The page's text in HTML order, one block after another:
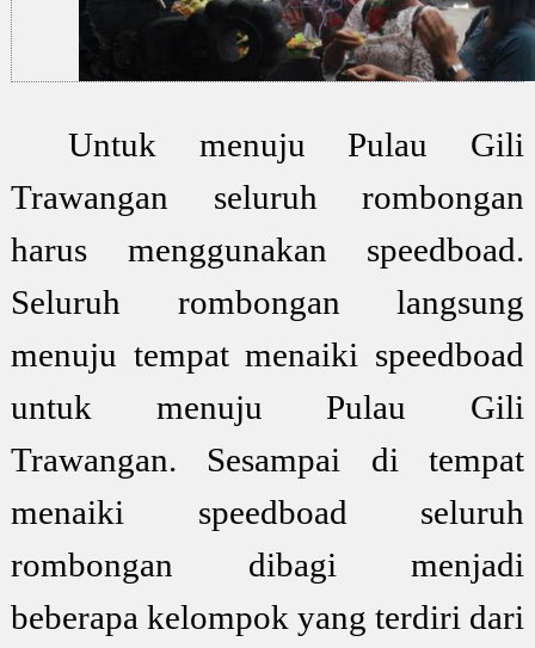
Untuk menuju Pulau Gili
Trawangan seluruh rombongan
harus menggunakan speedboad.
Seluruh rombongan langsung
menuju tempat menaiki speedboad
untuk menuju Pulau Gili
Trawangan. Sesampai di tempat
menaiki speedboad seluruh
rombongan dibagi menjadi
beberapa kelompok yang terdiri dari